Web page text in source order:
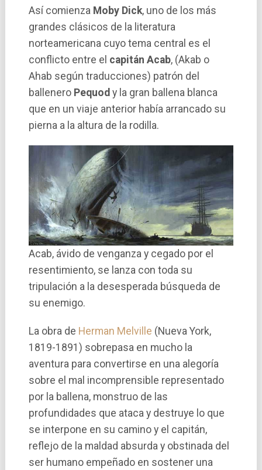
Así­ comienza Moby Dick, uno de los más
grandes clásicos de la literatura
norteamericana cuyo tema central es el
conflicto entre el capitán Acab, (Akab o
Ahab según traducciones) patrón del
ballenero Pequod y la gran ballena blanca
que en un viaje anterior habí­a arrancado su
pierna a la altura de la rodilla.
Acab, ávido de venganza y cegado por el
resentimiento, se lanza con toda su
tripulación a la desesperada búsqueda de
su enemigo.
La obra de Herman Melville (Nueva York,
1819-1891) sobrepasa en mucho la
aventura para convertirse en una alegorí­a
sobre el mal incomprensible representado
por la ballena, monstruo de las
profundidades que ataca y destruye lo que
se interpone en su camino y el capitán,
reflejo de la maldad absurda y obstinada del
ser humano empeñado en sostener una